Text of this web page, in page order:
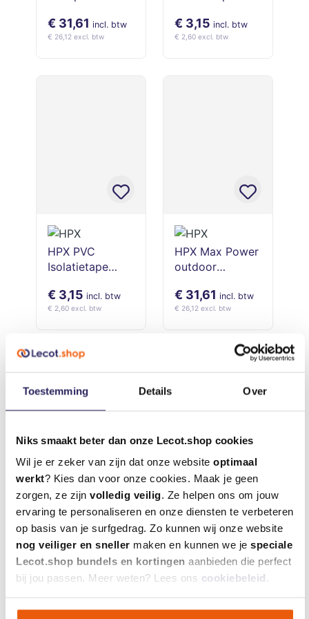
Toestemming Details Over
Niks smaakt beter dan onze Lecot.shop cookies
Wil je er zeker van zijn dat onze website optimaal
werkt? Kies dan voor onze cookies. Maak je geen
zorgen, ze zijn volledig veilig. Ze helpen ons om jouw
ervaring te personaliseren en onze diensten te verbeteren
op basis van je surfgedrag. Zo kunnen wij onze website
nog veiliger en sneller maken en kunnen we je speciale
Lecot.shop bundels en kortingen aanbieden die perfect
bij jou passen. Meer weten? Lees ons cookiebeleid .
e - 19mm x
16,5m
€ 31,61 incl. btw
€ 26,12 excl. btw
10 m
€ 3,15 incl. btw
€ 2,60 excl. btw
HPX PVC
Isolatietape
10 m
€ 3,15 incl. btw
€ 2,60 excl. btw
HPX Max Power
outdoor
e - zwart 19mm
x 16,5m
€ 31,61 incl. btw
€ 26,12 excl. btw
HPX PVC
Isolatietape
zwart 50 mm x
10 m
€ 3,15incl. btw
€ 2,60 excl. btw
HPX Aluminium
tape - 75mm x
€ 18,53incl. btw
€ 15,31 excl. btw